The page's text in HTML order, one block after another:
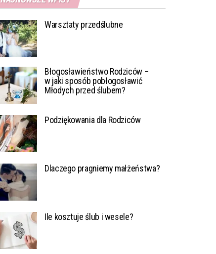
Warsztaty przedślubne
Błogosławieństwo Rodziców –
w jaki sposób pobłogosławić
Młodych przed ślubem?
Podziękowania dla Rodziców
Dlaczego pragniemy małżeństwa?
Ile kosztuje ślub i wesele?